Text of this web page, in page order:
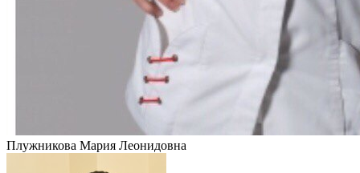
Плужникова Мария Леонидовна